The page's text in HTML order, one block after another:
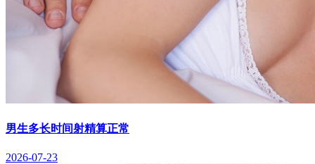
男生多长时间射精算正常
2026-07-23